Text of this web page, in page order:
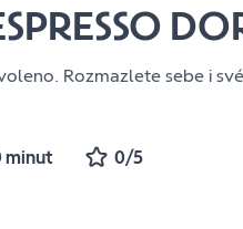
Rozmazlete sebe i
minut 0/5